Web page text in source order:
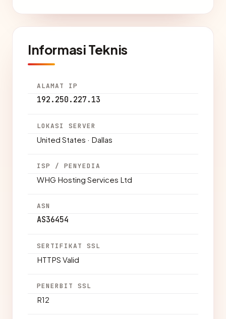
Informasi Teknis
ALAMAT IP
192.250.227.13
LOKASI SERVER
United States · Dallas
ISP / PENYEDIA
WHG Hosting Services Ltd
ASN
AS36454
SERTIFIKAT SSL
HTTPS Valid
PENERBIT SSL
R12